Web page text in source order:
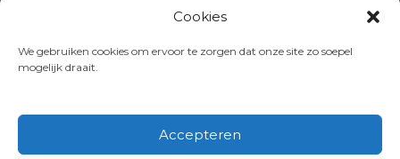
Cookies
We gebruiken cookies om ervoor te zorgen dat onze site zo soepel
mogelijk draait.
Accepteren